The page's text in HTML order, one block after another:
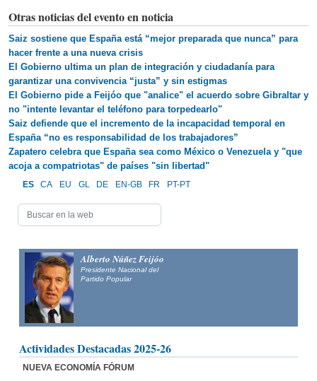
Otras noticias del evento en noticia
Saiz sostiene que España está “mejor preparada que nunca” para
hacer frente a una nueva crisis
El Gobierno ultima un plan de integración y ciudadanía para
garantizar una convivencia “justa” y sin estigmas
El Gobierno pide a Feijóo que "analice" el acuerdo sobre Gibraltar y
no "intente levantar el teléfono para torpedearlo"
Saiz defiende que el incremento de la incapacidad temporal en
España “no es responsabilidad de los trabajadores”
Zapatero celebra que España sea como México o Venezuela y "que
acoja a compatriotas" de países "sin libertad"
ES CA EU GL DE EN-GB FR PT-PT
Alberto Núñez Feijóo
Presidente Nacional del
Partido Popular
Actividades Destacadas 2025-26
NUEVA ECONOMÍA FÓRUM